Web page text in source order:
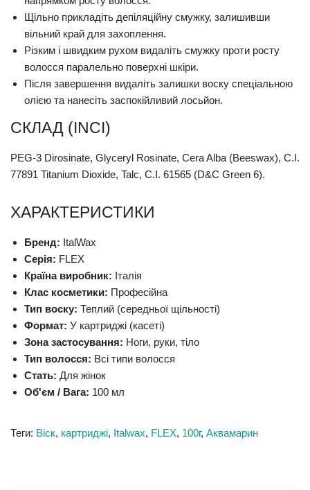
Щільно прикладіть депіляційну смужку, залишивши
вільний край для захоплення.
Різким і швидким рухом видаліть смужку проти росту
волосся паралельно поверхні шкіри.
Після завершення видаліть залишки воску спеціальною
олією та нанесіть заспокійливий лосьйон.
СКЛАД (INCI)
PEG-3 Dirosinate, Glyceryl Rosinate, Cera Alba (Beeswax), C.I.
77891 Titanium Dioxide, Talc, C.I. 61565 (D&C Green 6).
ХАРАКТЕРИСТИКИ
Бренд: ItalWax
Серія: FLEX
Країна виробник: Італія
Клас косметики: Професійна
Тип воску: Теплий (середньої щільності)
Формат: У картриджі (касеті)
Зона застосування: Ноги, руки, тіло
Тип волосся: Всі типи волосся
Стать: Для жінок
Об'єм / Вага: 100 мл
Теги: Віск, картриджі, Italwax, FLEX, 100г, Аквамарин